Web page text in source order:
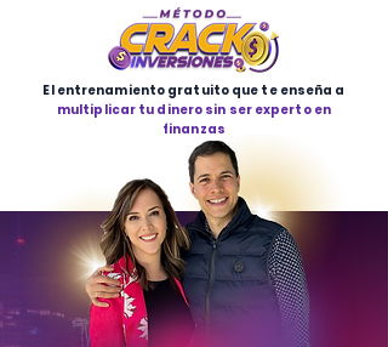
El entrenamiento gratuito que te enseña a
multiplicar tu dinero sin ser experto en
finanzas